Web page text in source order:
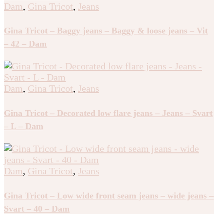
Dam, Gina Tricot, Jeans
Gina Tricot – Baggy jeans – Baggy & loose jeans – Vit
– 42 – Dam
Dam, Gina Tricot, Jeans
Gina Tricot – Decorated low flare jeans – Jeans – Svart
– L – Dam
Dam, Gina Tricot, Jeans
Gina Tricot – Low wide front seam jeans – wide jeans –
Svart – 40 – Dam